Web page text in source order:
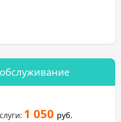
1 050 руб.